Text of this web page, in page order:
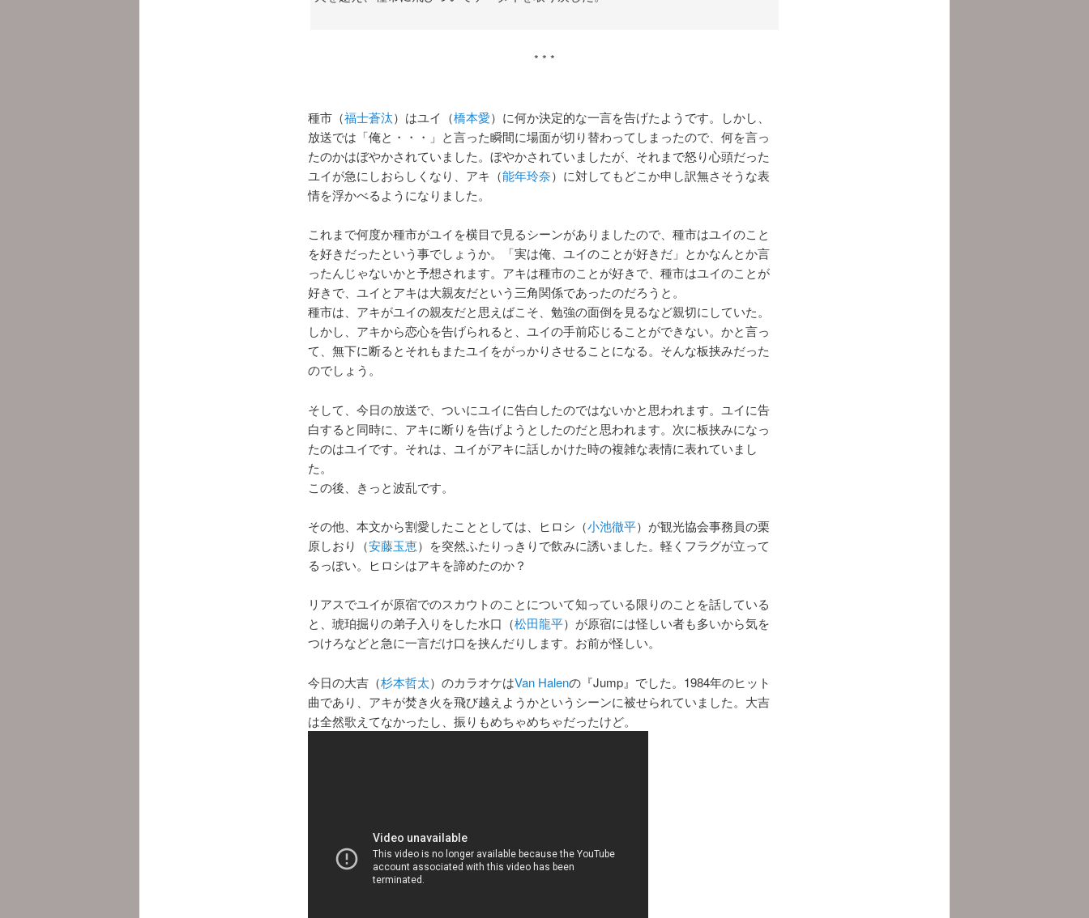
* * *
種市（福士蒼汰）はユイ（橋本愛）に何か決定的な一言を告げたようです。しかし、
放送では「俺と・・・」と言った瞬間に場面が切り替わってしまったので、何を言っ
たのかはぼやかされていました。ぼやかされていましたが、それまで怒り心頭だった
ユイが急にしおらしくなり、アキ（能年玲奈）に対してもどこか申し訳無さそうな表
情を浮かべるようになりました。
これまで何度か種市がユイを横目で見るシーンがありましたので、種市はユイのこと
を好きだったという事でしょうか。「実は俺、ユイのことが好きだ」とかなんとか言
ったんじゃないかと予想されます。アキは種市のことが好きで、種市はユイのことが
好きで、ユイとアキは大親友だという三角関係であったのだろうと。
種市は、アキがユイの親友だと思えばこそ、勉強の面倒を見るなど親切にしていた。
しかし、アキから恋心を告げられると、ユイの手前応じることができない。かと言っ
て、無下に断るとそれもまたユイをがっかりさせることになる。そんな板挟みだった
のでしょう。
そして、今日の放送で、ついにユイに告白したのではないかと思われます。ユイに告
白すると同時に、アキに断りを告げようとしたのだと思われます。次に板挟みになっ
たのはユイです。それは、ユイがアキに話しかけた時の複雑な表情に表れていまし
た。
この後、きっと波乱です。
その他、本文から割愛したこととしては、ヒロシ（小池徹平）が観光協会事務員の栗
原しおり（安藤玉恵）を突然ふたりっきりで飲みに誘いました。軽くフラグが立って
るっぽい。ヒロシはアキを諦めたのか？
リアスでユイが原宿でのスカウトのことについて知っている限りのことを話している
と、琥珀掘りの弟子入りをした水口（松田龍平）が原宿には怪しい者も多いから気を
つけろなどと急に一言だけ口を挟んだりします。お前が怪しい。
今日の大吉（杉本哲太）のカラオケはVan Halenの『Jump』でした。1984年のヒット
曲であり、アキが焚き火を飛び越えようかというシーンに被せられていました。大吉
は全然歌えてなかったし、振りもめちゃめちゃだったけど。